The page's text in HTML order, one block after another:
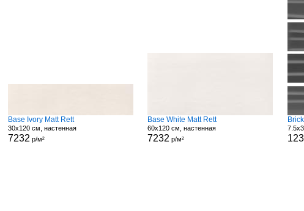
Base Ivory Matt Rett
30x120 см, настенная
7232 р/м²
Base White Matt Rett
60x120 см, настенная
7232 р/м²